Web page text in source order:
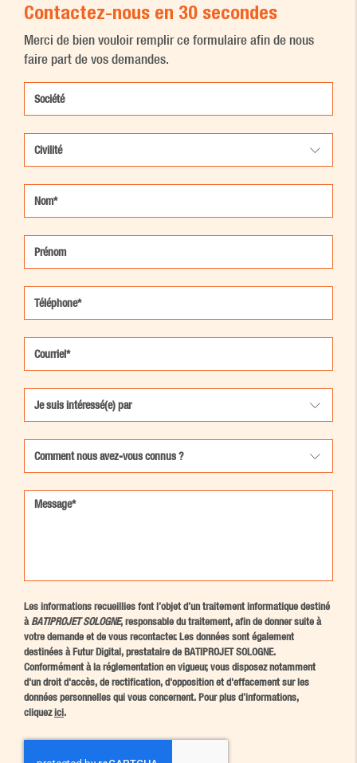
Contactez-nous en 30 secondes
Merci de bien vouloir remplir ce formulaire afin de nous
faire part de vos demandes.
Les informations recueillies font l’objet d’un traitement informatique destiné
àBATIPROJET SOLOGNE, responsable du traitement, afin de donner suite à
votre demande et de vous recontacter. Les données sont également
destinées à Futur Digital, prestataire de BATIPROJET SOLOGNE.
Conformément à la réglementation en vigueur, vous disposez notamment
d'un droit d'accès, de rectification, d'opposition et d'effacement sur les
données personnelles qui vous concernent. Pour plus d’informations,
cliquez ici.